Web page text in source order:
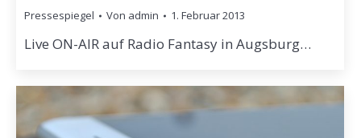
Pressespiegel Von admin 1. Februar 2013
Live ON-AIR auf Radio Fantasy in Augsburg…